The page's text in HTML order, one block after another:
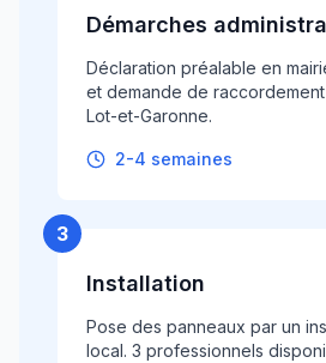
Démarches
Déclaration préalable en
et demande de
Lot-et-Garonne.
2-4 semaines
3
Installation
Pose des panneaux par un
local. 3 professionnels